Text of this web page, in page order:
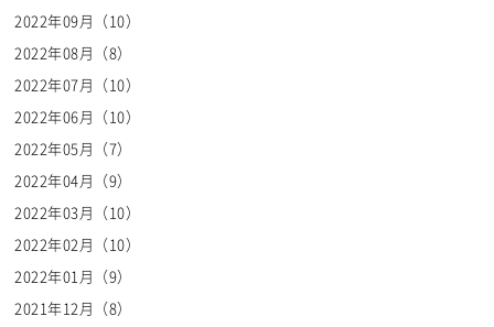
2022年09月（10）
2022年08月（8）
2022年07月（10）
2022年06月（10）
2022年05月（7）
2022年04月（9）
2022年03月（10）
2022年02月（10）
2022年01月（9）
2021年12月（8）